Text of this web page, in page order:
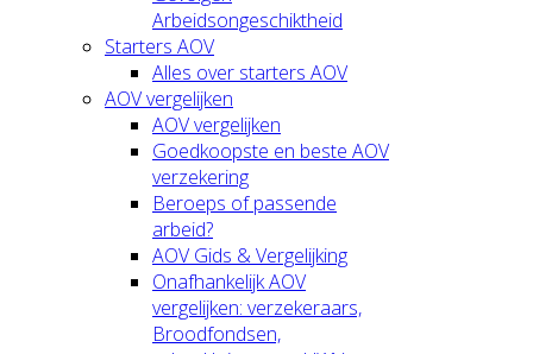
Arbeidsongeschiktheid
Starters AOV
Alles over starters AOV
AOV vergelijken
AOV vergelijken
Goedkoopste en beste AOV
verzekering
Beroeps of passende
arbeid?
AOV Gids & Vergelijking
Onafhankelijk AOV
vergelijken: verzekeraars,
Broodfondsen,